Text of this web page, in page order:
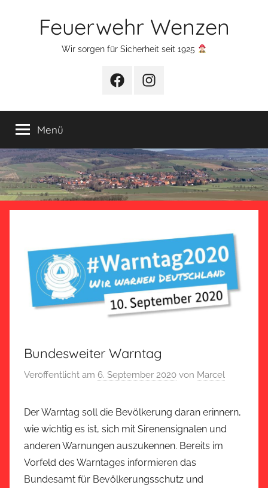
Feuerwehr Wenzen
Wir sorgen für Sicherheit seit 1925
FacebookInstagram
Menü
Bundesweiter Warntag
Veröffentlicht am 6. September 2020 von Marcel
Der Warntag soll die Bevölkerung daran erinnern,
wie wichtig es ist, sich mit Sirenensignalen und
anderen Warnungen auszukennen. Bereits im
Vorfeld des Warntages informieren das
Bundesamt für Bevölkerungsschutz und